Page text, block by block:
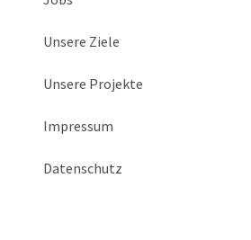
Unsere Ziele
Unsere Projekte
Impressum
Datenschutz